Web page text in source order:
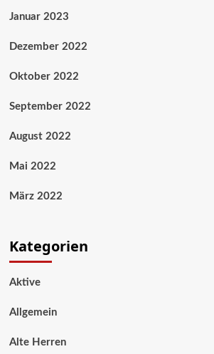
Januar 2023
Dezember 2022
Oktober 2022
September 2022
August 2022
Mai 2022
März 2022
Kategorien
Aktive
Allgemein
Alte Herren